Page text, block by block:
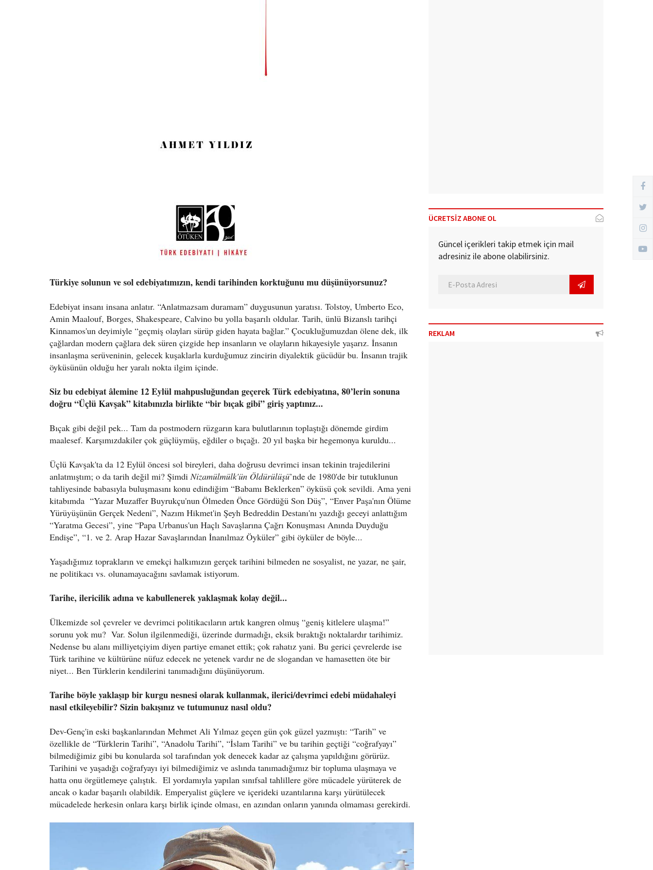
Türkiye solunun ve sol edebiyatımızın, kendi tarihinden korktuğunu mu düşünüyorsunuz?
Edebiyat insanı insana anlatır. “Anlatmazsam duramam” duygusunun yaratısı. Tolstoy, Umberto Eco,
Amin Maalouf, Borges, Shakespeare, Calvino bu yolla başarılı oldular. Tarih, ünlü Bizanslı tarihçi
Kinnamos'un deyimiyle “geçmiş olayları sürüp giden hayata bağlar.” Çocukluğumuzdan ölene dek, ilk
çağlardan modern çağlara dek süren çizgide hep insanların ve olayların hikayesiyle yaşarız. İnsanın
insanlaşma serüveninin, gelecek kuşaklarla kurduğumuz zincirin diyalektik gücüdür bu. İnsanın trajik
öyküsünün olduğu her yaralı nokta ilgim içinde.
Siz bu edebiyat âlemine 12 Eylül mahpusluğundan geçerek Türk edebiyatına, 80’lerin sonuna
doğru “Üçlü Kavşak” kitabınızla birlikte “bir bıçak gibi” giriş yaptınız...
Bıçak gibi değil pek... Tam da postmodern rüzgarın kara bulutlarının toplaştığı dönemde girdim
maalesef. Karşımızdakiler çok güçlüymüş, eğdiler o bıçağı. 20 yıl başka bir hegemonya kuruldu...
Üçlü Kavşak'ta da 12 Eylül öncesi sol bireyleri, daha doğrusu devrimci insan tekinin trajedilerini
anlatmıştım; o da tarih değil mi? Şimdi Nizamülmülk'ün Öldürülüşü’nde de 1980'de bir tutuklunun
tahliyesinde babasıyla buluşmasını konu edindiğim “Babamı Beklerken” öyküsü çok sevildi. Ama yeni
kitabımda “Yazar Muzaffer Buyrukçu'nun Ölmeden Önce Gördüğü Son Düş”, “Enver Paşa'nın Ölüme
Yürüyüşünün Gerçek Nedeni”, Nazım Hikmet'in Şeyh Bedreddin Destanı'nı yazdığı geceyi anlattığım
“Yaratma Gecesi”, yine “Papa Urbanus'un Haçlı Savaşlarına Çağrı Konuşması Anında Duyduğu
Endişe”, “1. ve 2. Arap Hazar Savaşlarından İnanılmaz Öyküler” gibi öyküler de böyle...
Yaşadığımız toprakların ve emekçi halkımızın gerçek tarihini bilmeden ne sosyalist, ne yazar, ne şair,
ne politikacı vs. olunamayacağını savlamak istiyorum.
Tarihe, ilericilik adına ve kabullenerek yaklaşmak kolay değil...
Ülkemizde sol çevreler ve devrimci politikacıların artık kangren olmuş “geniş kitlelere ulaşma!”
sorunu yok mu? Var. Solun ilgilenmediği, üzerinde durmadığı, eksik bıraktığı noktalardır tarihimiz.
Nedense bu alanı milliyetçiyim diyen partiye emanet ettik; çok rahatız yani. Bu gerici çevrelerde ise
Türk tarihine ve kültürüne nüfuz edecek ne yetenek vardır ne de slogandan ve hamasetten öte bir
niyet... Ben Türklerin kendilerini tanımadığını düşünüyorum.
Tarihe böyle yaklaşıp bir kurgu nesnesi olarak kullanmak, ilerici/devrimci edebi müdahaleyi
nasıl etkileyebilir? Sizin bakışınız ve tutumunuz nasıl oldu?
Dev-Genç'in eski başkanlarından Mehmet Ali Yılmaz geçen gün çok güzel yazmıştı: “Tarih” ve
özellikle de “Türklerin Tarihi”, “Anadolu Tarihi”, “İslam Tarihi” ve bu tarihin geçtiği “coğrafyayı”
bilmediğimiz gibi bu konularda sol tarafından yok denecek kadar az çalışma yapıldığını görürüz.
Tarihini ve yaşadığı coğrafyayı iyi bilmediğimiz ve aslında tanımadığımız bir topluma ulaşmaya ve
hatta onu örgütlemeye çalıştık. El yordamıyla yapılan sınıfsal tahlillere göre mücadele yürüterek de
ancak o kadar başarılı olabildik. Emperyalist güçlere ve içerideki uzantılarına karşı yürütülecek
mücadelede herkesin onlara karşı birlik içinde olması, en azından onların yanında olmaması gerekirdi.
ÜCRETSİZ ABONE OL
Güncel içerikleri takip etmek için mail
adresiniz ile abone olabilirsiniz.
REKLAM